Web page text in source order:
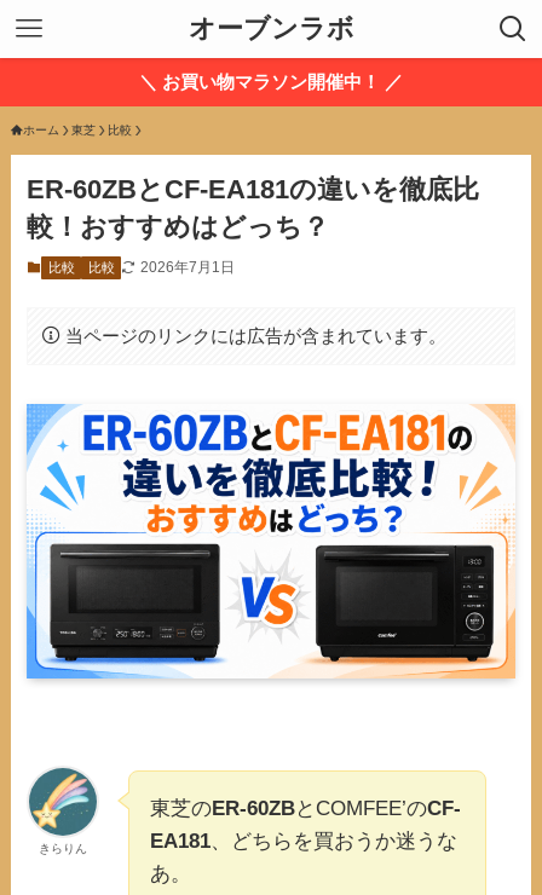
オーブンラボ
＼ お買い物マラソン開催中！ ／
ホーム 東芝 比較
ER-60ZBとCF-EA181の違いを徹底比
較！おすすめはどっち？
比較 比較 2026年7月1日
当ページのリンクには広告が含まれています。
きらりん
東芝のER-60ZBとCOMFEE’のCF-
EA181、どちらを買おうか迷うな
あ。